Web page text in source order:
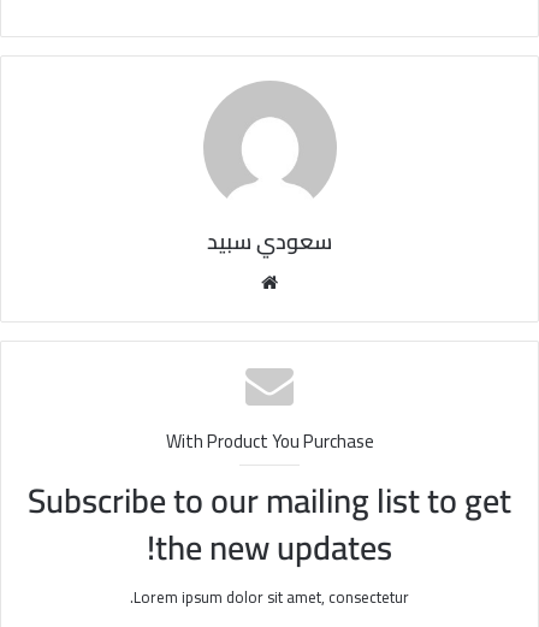
سعودي سبيد
الوي
ب
With Product You Purchase
Subscribe to our mailing list to get
the new updates!
Lorem ipsum dolor sit amet, consectetur.